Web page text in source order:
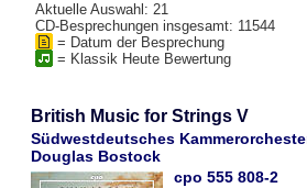
Aktuelle Auswahl: 21
CD-Besprechungen insgesamt: 11544
= Datum der Besprechung
= Klassik Heute Bewertung
British Music for Strings V
Südwestdeutsches
Douglas Bostock
cpo 555 808-2